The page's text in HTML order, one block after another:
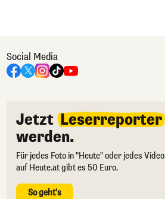
Social Media
Jetzt Leserreporter
werden.
Für jedes Foto in "Heute" oder jedes Video
auf Heute.at gibt es 50 Euro.
So geht's